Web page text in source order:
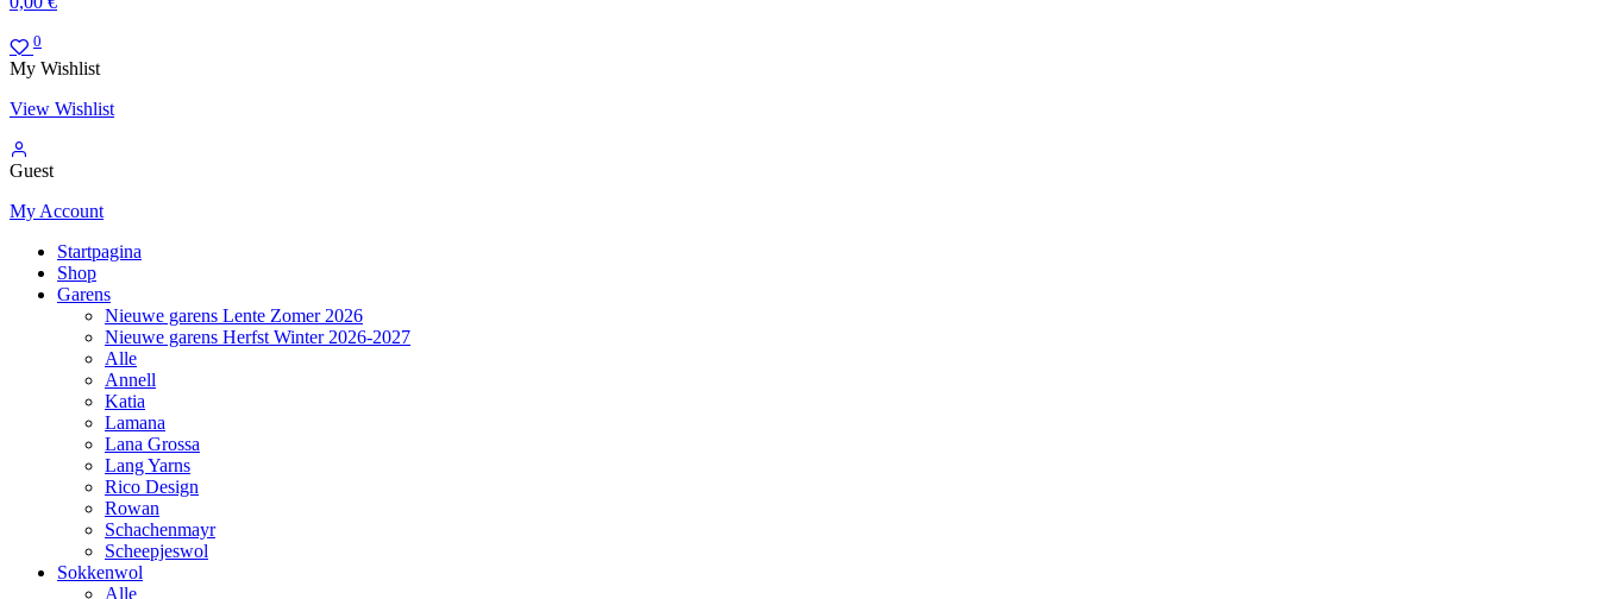
0
My Wishlist
View Wishlist
Guest
My Account
Startpagina
Shop
Garens
Nieuwe garens Lente Zomer 2026
Nieuwe garens Herfst Winter 2026-2027
Alle
Annell
Katia
Lamana
Lana Grossa
Lang Yarns
Rico Design
Rowan
Schachenmayr
Scheepjeswol
Sokkenwol
Alle